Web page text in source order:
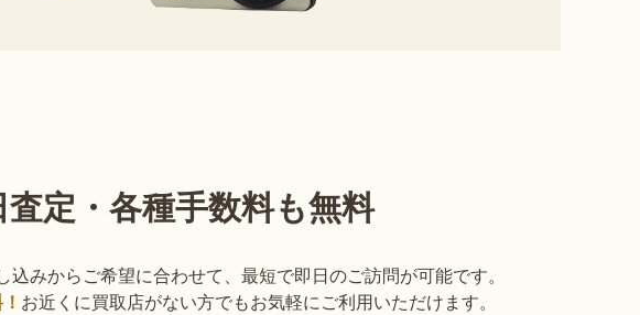
定 ・ 各種手数料も無料
みからご希望に合わせて、最短で即日のご訪問が可能です。
お近くに買取店がない方でもお気軽にご利用いただけます。